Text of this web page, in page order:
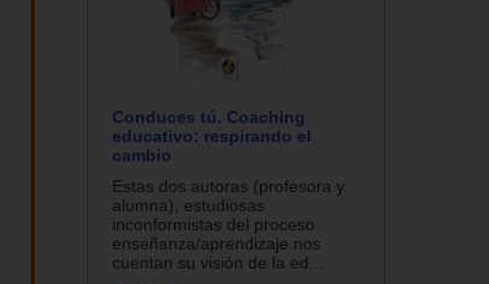
Conduces tú. Coaching
educativo: respirando el
cambio
Estas dos autoras (profesora y
alumna), estudiosas
inconformistas del proceso
enseñanza/aprendizaje nos
cuentan su visión de la ed...